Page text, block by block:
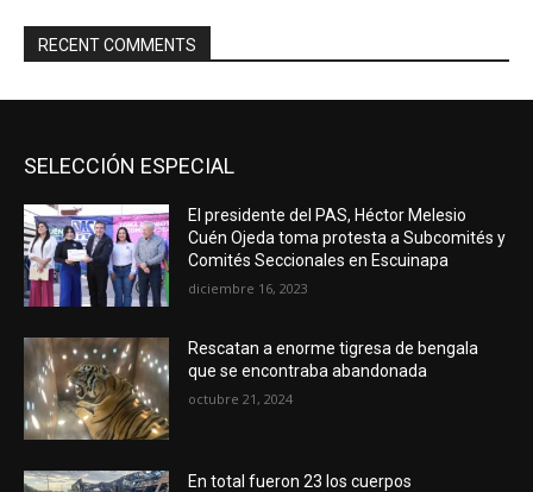
RECENT COMMENTS
SELECCIÓN ESPECIAL
El presidente del PAS, Héctor Melesio
Cuén Ojeda toma protesta a Subcomités y
Comités Seccionales en Escuinapa
diciembre 16, 2023
Rescatan a enorme tigresa de bengala
que se encontraba abandonada
octubre 21, 2024
En total fueron 23 los cuerpos